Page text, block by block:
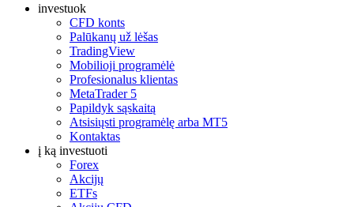
investuok
CFD konts
Palūkanų už lėšas
TradingView
Mobilioji programėlė
Profesionalus klientas
MetaTrader 5
Papildyk sąskaitą
Atsisiųsti programėlę arba MT5
Kontaktas
į ką investuoti
Forex
Akcijų
ETFs